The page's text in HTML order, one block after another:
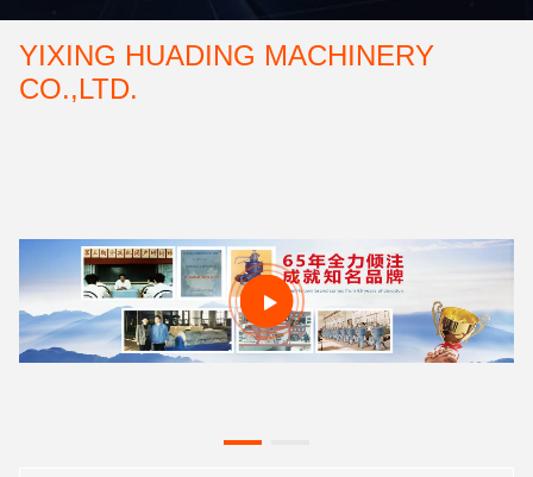
YIXING HUADING MACHINERY
CO.,LTD.